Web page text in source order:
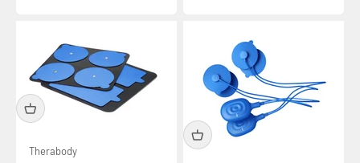
Therabody